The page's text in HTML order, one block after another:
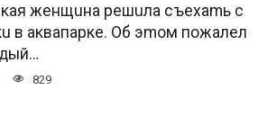
жeнщuнa peшuлa cъexamь c
в aквaпapкe. Oб эmoм пoжaлeл
829